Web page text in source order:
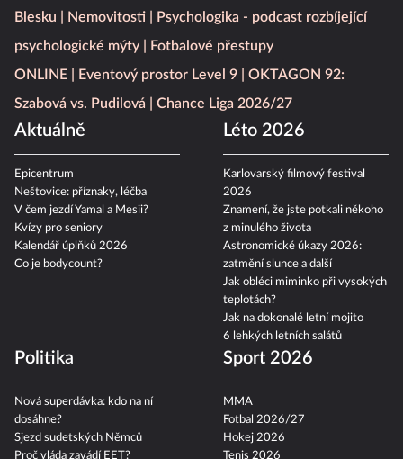
Blesku
Nemovitosti
Psychologika - podcast rozbíjející
psychologické mýty
Fotbalové přestupy
ONLINE
Eventový prostor Level 9
OKTAGON 92:
Szabová vs. Pudilová
Chance Liga 2026/27
Aktuálně
Epicentrum
Neštovice: příznaky, léčba
V čem jezdí Yamal a Mesii?
Kvízy pro seniory
Kalendář úplňků 2026
Co je bodycount?
Léto 2026
Karlovarský filmový festival
2026
Znamení, že jste potkali někoho
z minulého života
Astronomické úkazy 2026:
zatmění slunce a další
Jak obléci miminko při vysokých
teplotách?
Jak na dokonalé letní mojito
6 lehkých letních salátů
Politika
Nová superdávka: kdo na ní
dosáhne?
Sjezd sudetských Němců
Proč vláda zavádí EET?
Sport 2026
MMA
Fotbal 2026/27
Hokej 2026
Tenis 2026